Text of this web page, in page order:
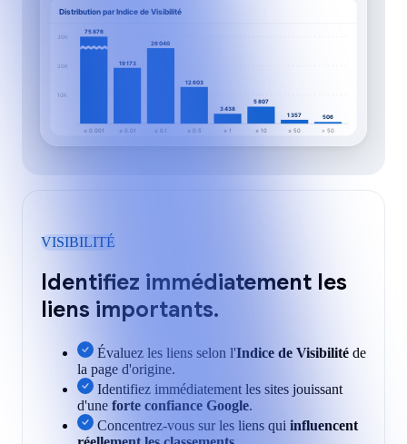
Distribution par Indice de Visibilité
30K
20K
10K
75 876
19 173
26 040
12 603
3 438
5 807
1 357 506
≤ 0.001 ≤ 0.01 ≤ 0.1 ≤ 0.5 ≤ 1 ≤ 10 ≤ 50 > 50
VISIBILITÉ
Identifiez immédiatement les
liens importants.
Évaluez les liens selon l'Indice de Visibilité de
la page d'origine.
Identifiez immédiatement les sites jouissant
d'une forte confiance Google.
Concentrez-vous sur les liens qui influencent